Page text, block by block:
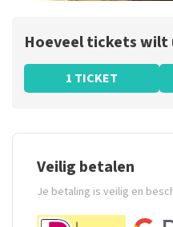
Hoeveel tickets wilt
1 TICKET
Veilig betalen
Je betaling is veilig en